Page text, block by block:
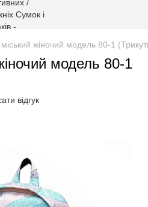
жіночий модель 80-1
модель 80-1
відгук